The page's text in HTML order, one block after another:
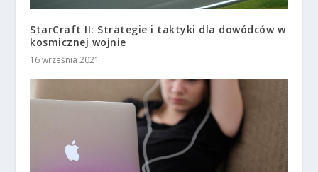
StarCraft II: Strategie i taktyki dla dowódców w
kosmicznej wojnie
16 września 2021